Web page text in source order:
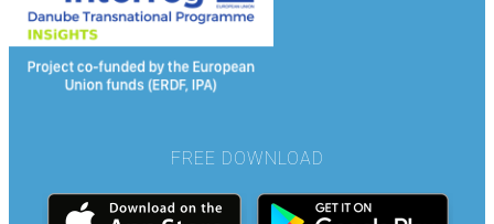
FREE DOWNLOAD